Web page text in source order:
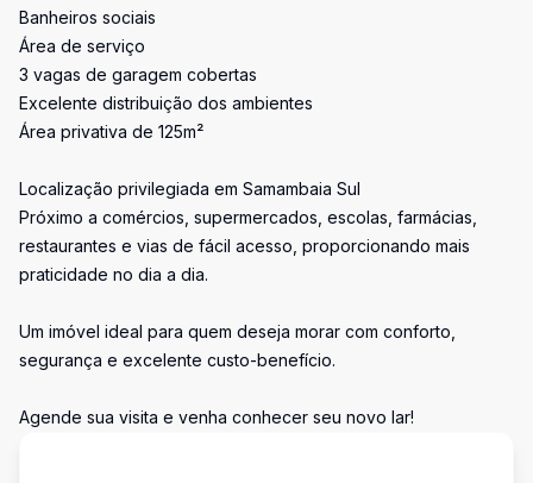
Banheiros sociais
Área de serviço
3 vagas de garagem cobertas
Excelente distribuição dos ambientes
Área privativa de 125m²
Localização privilegiada em Samambaia Sul
Próximo a comércios, supermercados, escolas, farmácias,
restaurantes e vias de fácil acesso, proporcionando mais
praticidade no dia a dia.
Um imóvel ideal para quem deseja morar com conforto,
segurança e excelente custo-benefício.
Agende sua visita e venha conhecer seu novo lar!